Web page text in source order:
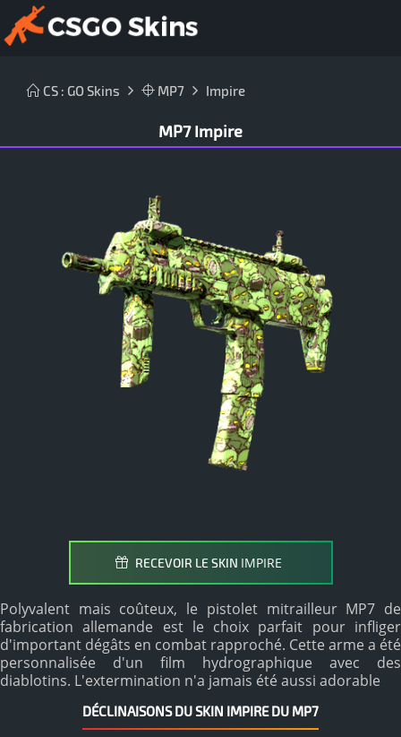
CS : GO Skins MP7 Impire
MP7 Impire
RECEVOIR LE SKIN IMPIRE
Polyvalent mais coûteux, le pistolet mitrailleur MP7 de
fabrication allemande est le choix parfait pour infliger
d'important dégâts en combat rapproché. Cette arme a été
personnalisée d'un film hydrographique avec des
diablotins. L'extermination n'a jamais été aussi adorable
DÉCLINAISONS DU SKIN IMPIRE DU MP7